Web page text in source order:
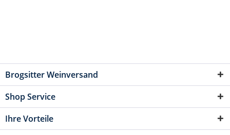
Brogsitter Weinversand
Shop Service
Ihre Vorteile